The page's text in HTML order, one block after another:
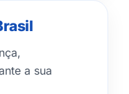
a sua